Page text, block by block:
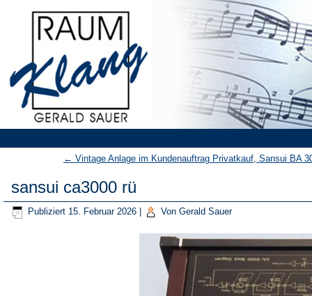
← Vintage Anlage im Kundenauftrag Privatkauf, Sansui BA
sansui ca3000 rü
Publiziert 15. Februar 2026 Von Gerald Sauer